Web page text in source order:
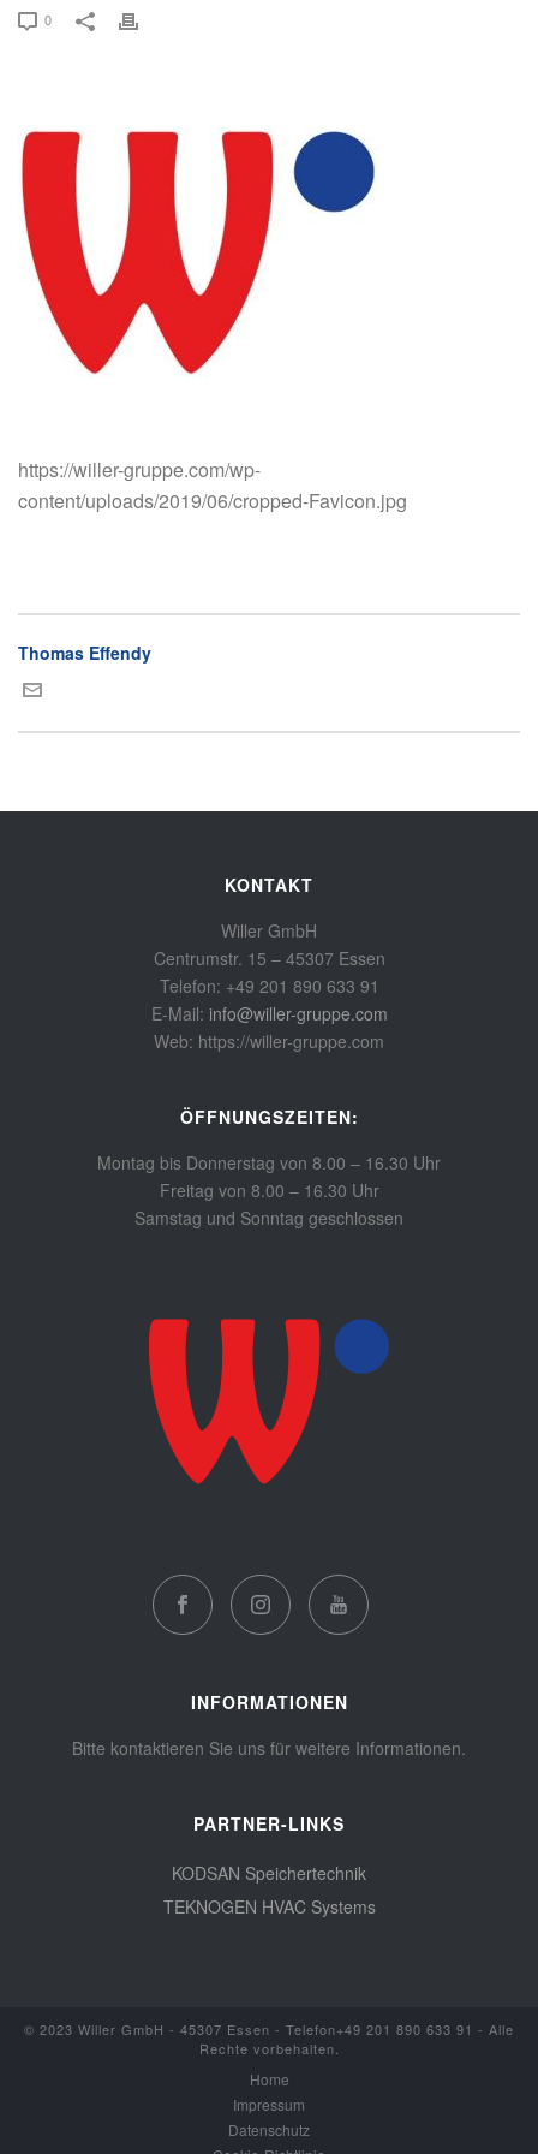
0
https://willer-gruppe.com/wp-
content/uploads/2019/06/cropped-Favicon.jpg
Thomas Effendy
KONTAKT
Willer GmbH
Centrumstr. 15 – 45307 Essen
Telefon: +49 201 890 633 91
E-Mail: info@willer-gruppe.com
Web: https://willer-gruppe.com
ÖFFNUNGSZEITEN:
Montag bis Donnerstag von 8.00 – 16.30 Uhr
Freitag von 8.00 – 16.30 Uhr
Samstag und Sonntag geschlossen
INFORMATIONEN
Bitte kontaktieren Sie uns für weitere Informationen.
PARTNER-LINKS
KODSAN Speichertechnik
TEKNOGEN HVAC Systems
© 2023 Willer GmbH - 45307 Essen - Telefon+49 201 890 633 91 - Alle
Rechte vorbehalten.
Home
Impressum
Datenschutz